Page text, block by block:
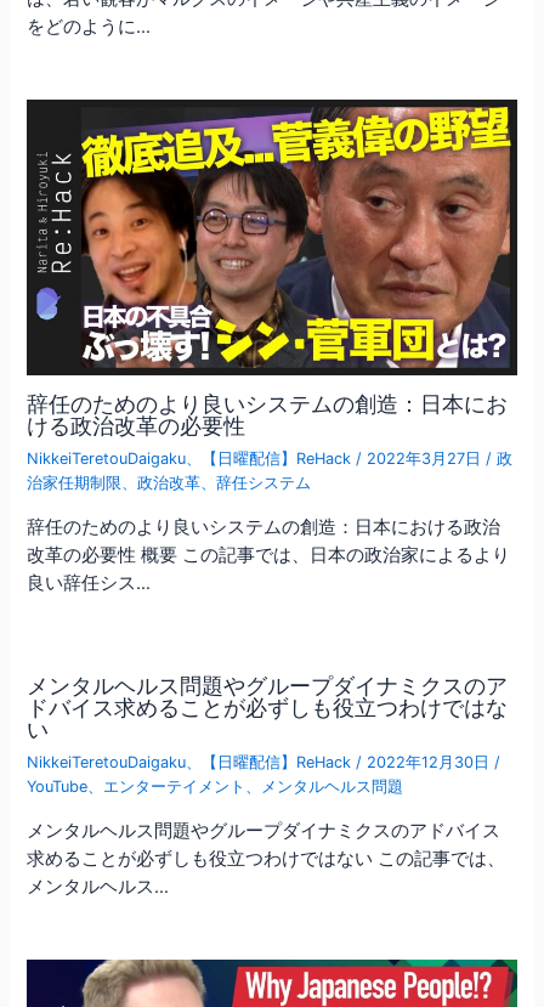
をどのように…
辞任のためのより良いシステムの創造：日本にお
ける政治改革の必要性
NikkeiTeretouDaigaku、 【日曜配信】ReHack / 2022年3月27日 /政
治家任期制限、政治改革、辞任システム
辞任のためのより良いシステムの創造：日本における政治
改革の必要性 概要 この記事では、日本の政治家によるより
良い辞任シス…
メンタルヘルス問題やグループダイナミクスのア
ドバイス求めることが必ずしも役立つわけではな
い
NikkeiTeretouDaigaku、 【日曜配信】ReHack / 2022年12月30日 /
YouTube、 エンターテイメント 、 メンタルヘルス問題
メンタルヘルス問題やグループダイナミクスのアドバイス
求めることが必ずしも役立つわけではない この記事では、
メンタルヘルス…